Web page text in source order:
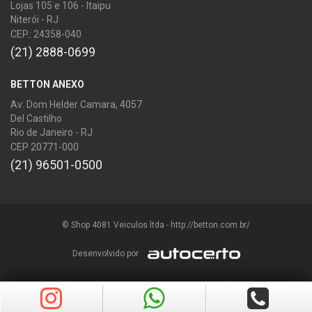
Lojas 105 e 106 - Itaipu
Niterói - RJ
CEP.: 24358-040
(21) 2888-0699
BETTON ANEXO
Av: Dom Helder Camara, 4057
Del Castilho
Rio de Janeiro - RJ
CEP 20771-000
(21) 96501-0500
© Shop 4081 Veiculos ltda - http://betton.com.br/
Desenvolvido por